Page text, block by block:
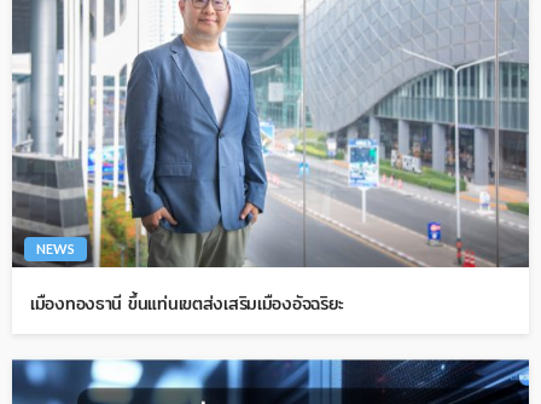
NEWS
เมืองทองธานี ขึ้นแท่นเขตส่งเสริมเมืองอัจฉริยะ